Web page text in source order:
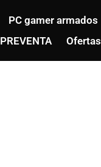
PC gamer armados
PREVENTA Ofertas